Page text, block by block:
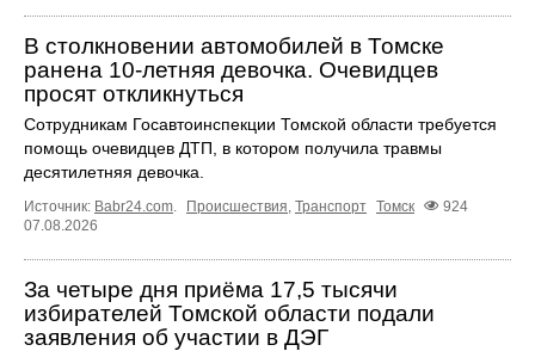
В столкновении автомобилей в Томске
ранена 10-летняя девочка. Очевидцев
просят откликнуться
Сотрудникам Госавтоинспекции Томской области требуется
помощь очевидцев ДТП, в котором получила травмы
десятилетняя девочка.
Источник: Babr24.com. Происшествия, Транспорт Томск
924
07.08.2026
За четыре дня приёма 17,5 тысячи
избирателей Томской области подали
заявления об участии в ДЭГ